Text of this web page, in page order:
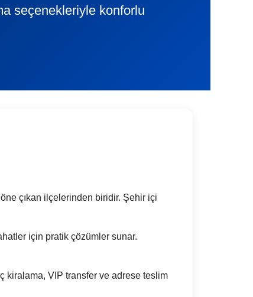
seçenekleriyle konforlu
çıkan ilçelerinden biridir. Şehir içi
için pratik çözümler sunar.
kiralama, VIP transfer ve adrese teslim